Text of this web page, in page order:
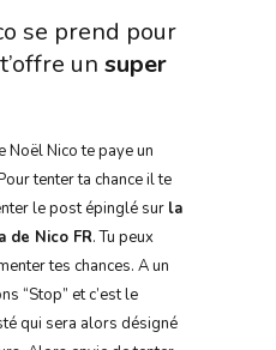
se prend pour
un super
Noël Nico te paye un
tenter ta chance il te
le post épinglé sur la
de Nico FR. Tu peux
tes chances. A un
“Stop” et c’est le
qui sera alors désigné